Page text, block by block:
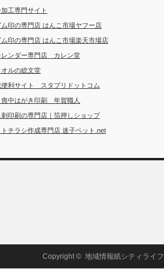
工専門サイト
印の専門店 はんこ市場ヤフー店
印の専門店 はんこ市場楽天市場店
レンダー専門店 カレン堂
ルの総文堂
便利サイト スタプリドットコム
喪中はがき印刷 年賀職人
印刷の専門店｜箔押しショップ
チラシ作成専門店 迷子ペット.net
Copyright © 地域情報紙シティライフ